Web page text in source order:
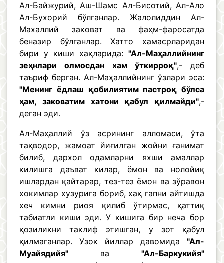
Ал-Байжурий, Аш-Шамс Ал-Бисотий, Ал-Ало
Ал-Бухорий бўлганлар. Жалолиддин Ал-
Махаллий заковат ва фаҳм-фаросатда
беназир бўлганлар. Хатто хамасрларидан
бири у киши хақларида: "Ал-Маҳаллийнинг
зеҳнлари олмосдан хам ўткирроқ",- деб
таъриф берган. Ал-Маҳаллийнинг ўзлари эса:
"Менинг ёдлаш қобилиятим пастроқ бўлса
ҳам, заковатим хатони қабул қилмайди",-
деган эди.
Ал-Маҳаллий ўз асрининг алломаси, ўта
тақводор, жамоат йиғилган жойни ғанимат
билиб, дархол одамларни яхши амаллар
килишга даъват килар, ёмон ва нолойиқ
ишлардан қайтарар, тез-тез ёмон ва зўравон
хокимлар хузурига бориб, хақ гапни айтишда
хеч кимни риоя қилиб ўтирмас, қаттиқ
табиатли киши эди. У кишига бир неча бор
қозиликни таклиф этишган, у зот қабул
қилмаганлар. Узок йиллар давомида "Ал-
Муайядийя" ва "Ал-Баркукийя"